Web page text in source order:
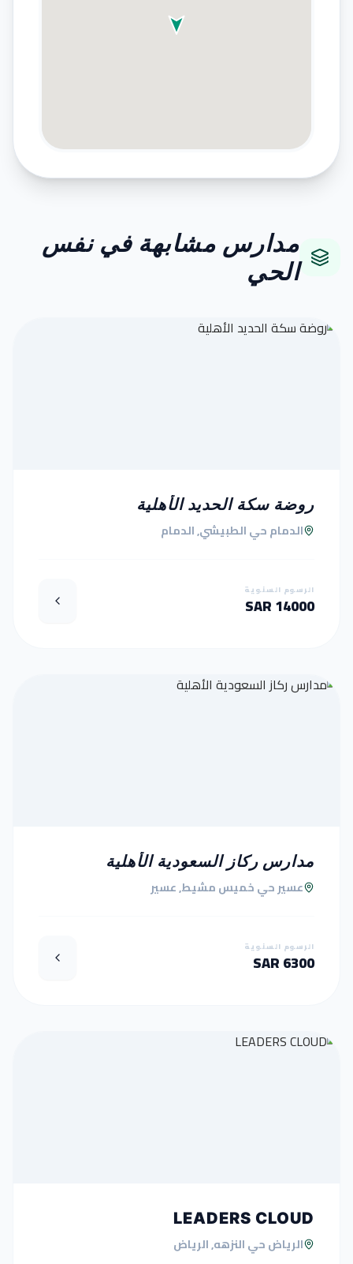
مدارس مشابهة في نفس
الحي
روضة سكة الحديد الأهلية
الدمام حي الطبيشي, الدمام
الرسوم السنوية
14000 SAR
مدارس ركاز السعودية الأهلية
عسير حي خميس مشيط, عسير
الرسوم السنوية
6300 SAR
LEADERS CLOUD
الرياض حي النزهه, الرياض